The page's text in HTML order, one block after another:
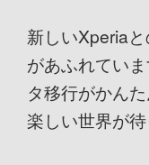
新しいXperia
があふれていま
タ移行がかんた
楽しい世界が待